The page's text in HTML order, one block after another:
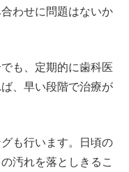
わせに問題はないか
も、定期的に歯科医
、早い段階で治療が
も行います。日頃の
汚れを落としきるこ